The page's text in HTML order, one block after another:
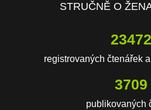
STRUČNĚ O
23472
registrovaných čtenářek
3709
publikovaných